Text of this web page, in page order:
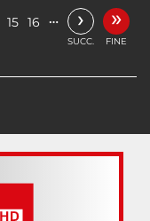
15 16 … ›
SUCC.
»
FINE